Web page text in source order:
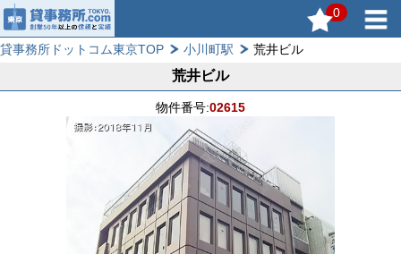
0
貸事務所ドットコム東京TOP 小川町駅 荒井ビル
荒井ビル
物件番号:02615